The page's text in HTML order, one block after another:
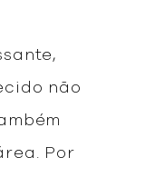
não
Por